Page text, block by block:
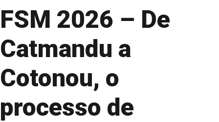
FSM 2026 – De
Catmandu a
Cotonou, o
processo de